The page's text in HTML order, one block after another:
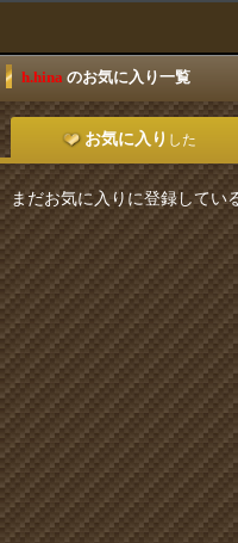
h.hina のお気に入り一覧
お気に入り した
まだお気に入りに登録してい